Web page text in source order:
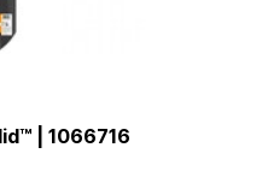
| 1066716